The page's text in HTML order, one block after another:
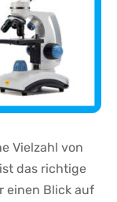
Vielzahl ⁤von
das richtige
einen Blick auf